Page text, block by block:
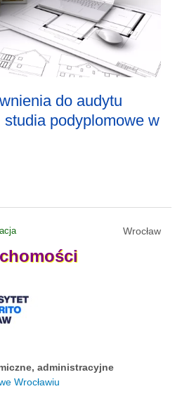
do audytu
podyplomowe w
Wrocław
administracyjne
Wrocławiu